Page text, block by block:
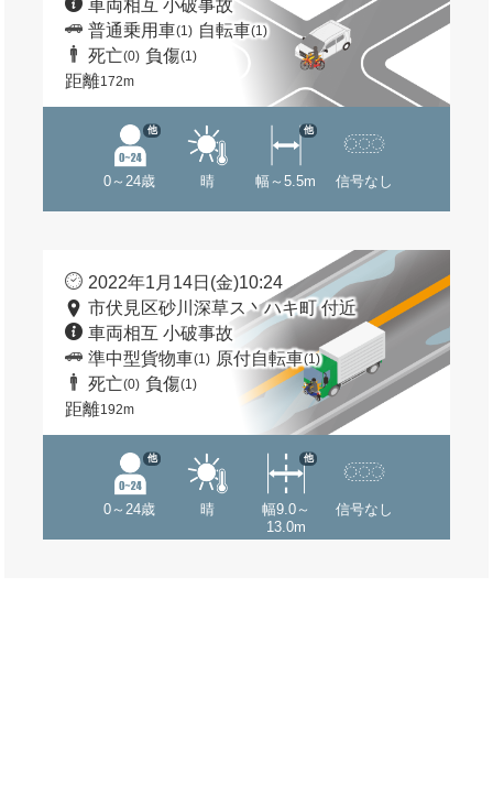
車両相互 小破事故
普通乗用車(1) 自転車(1)
死亡(0) 負傷(1)
距離172m
0～24歳
他
晴 幅～5.5m
他
信号なし
2022年1月14日(金)10:24
市伏見区砂川深草ス丶ハキ町 付近
車両相互 小破事故
準中型貨物車(1) 原付自転車(1)
死亡(0) 負傷(1)
距離192m
0～24歳
他
晴
幅9.0～
13.0m
他
信号なし